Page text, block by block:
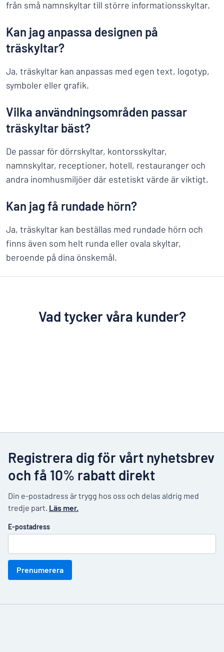
från små namnskyltar till större informationsskyltar.
Kan jag anpassa designen på
träskyltar?
Ja, träskyltar kan anpassas med egen text, logotyp,
symboler eller grafik.
Vilka användningsområden passar
träskyltar bäst?
De passar för dörrskyltar, kontorsskyltar,
namnskyltar, receptioner, hotell, restauranger och
andra inomhusmiljöer där estetiskt värde är viktigt.
Kan jag få rundade hörn?
Ja, träskyltar kan beställas med rundade hörn och
finns även som helt runda eller ovala skyltar,
beroende på dina önskemål.
Vad tycker våra kunder?
Registrera dig för vårt nyhetsbrev
och få 10% rabatt direkt
Din e-postadress är trygg hos oss och delas aldrig med
tredje part. Läs mer.
E-postadress
Prenumerera